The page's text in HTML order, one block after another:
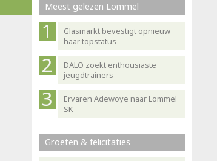
Meest gelezen Lommel
Glasmarkt bevestigt opnieuw
haar topstatus
DALO zoekt enthousiaste
jeugdtrainers
Ervaren Adewoye naar Lommel
SK
Groeten & felicitaties